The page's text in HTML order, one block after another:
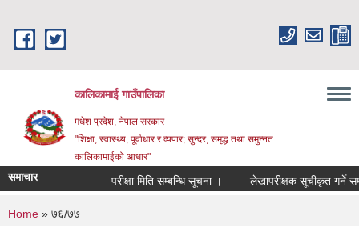
कालिकामाई गाउँपालिका
मधेश प्रदेश, नेपाल सरकार
"शिक्षा, स्वास्थ्य, पूर्वाधार र व्यपार; सुन्दर, समृद्ध तथा समुन्नत
कालिकामाईको आधार"
समाचार परीक्षा मिति सम्बन्धि सूचना । लेखापरीक्षक सूचीकृत गर्ने
You are here
Home » ७६/७७